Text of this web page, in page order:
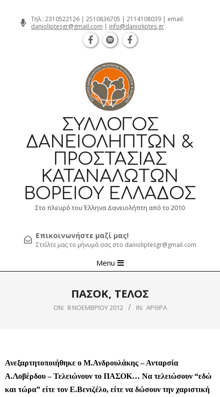
Τηλ.: 2310522126 | 2510836705 | 2114108039 | email:
danioliptesgr@gmail.com | info@danioliptes.gr
ΣΎΛΛΟΓΟΣ
ΔΑΝΕΙΟΛΗΠΤΏΝ &
ΠΡΟΣΤΑΣΊΑΣ
ΚΑΤΑΝΑΛΩΤΏΝ
ΒΟΡΕΊΟΥ ΕΛΛΆΔΟΣ
Στο πλευρό του Έλληνα Δανειολήπτη από το 2010
Επικοινωνήστε μαζί μας!
Στείλτε μας το μήνυμά σας στο danioliptesgr@gmail.com
Navigation
Menu
ΠΑΣΟΚ, ΤΕΛΟΣ
ON: 8 ΝΟΕΜΒΡΊΟΥ 2012 IN: ΆΡΘΡΑ
Ανεξαρτητοποιήθηκε ο Μ.Ανδρουλάκης – Ανταρσία
Α.Λοβέρδου – Τελειώνουν το ΠΑΣΟΚ… Να τελειώσουν “εδώ
και τώρα” είτε τον Ε.Βενιζέλο, είτε να δώσουν την χαριστική